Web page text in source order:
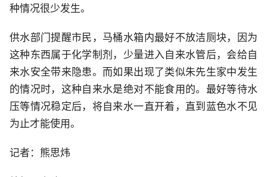
种情况很少发生。
供水部门提醒市民，马桶水箱内最好不放洁厕块，因为
这种东西属于化学制剂，少量进入自来水管后，会给自
来水安全带来隐患。而如果出现了类似朱先生家中发生
的情况时，这种自来水是绝对不能食用的。最好等待水
压等情况稳定后，将自来水一直开着，直到蓝色水不见
为止才能使用。
记者：熊思炜